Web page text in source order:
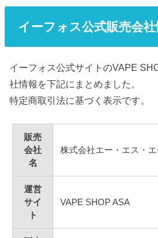
イーフォス公式販売会社
イーフォス公式サイトのVAPE
社情報を下記にまとめました。
特定商取引法に基づく表示です。
販売
会社
名
株式会社エー・エス・エ
運営
サイ
ト
VAPE SHOP ASA